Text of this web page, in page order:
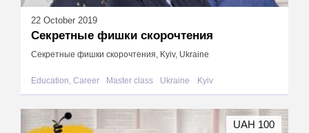
22 October 2019
Секретные фишки скорочтения
Секретные фишки скорочтения, Kyiv, Ukraine
Education, Career Master class Ukraine Kyiv
UAH 100